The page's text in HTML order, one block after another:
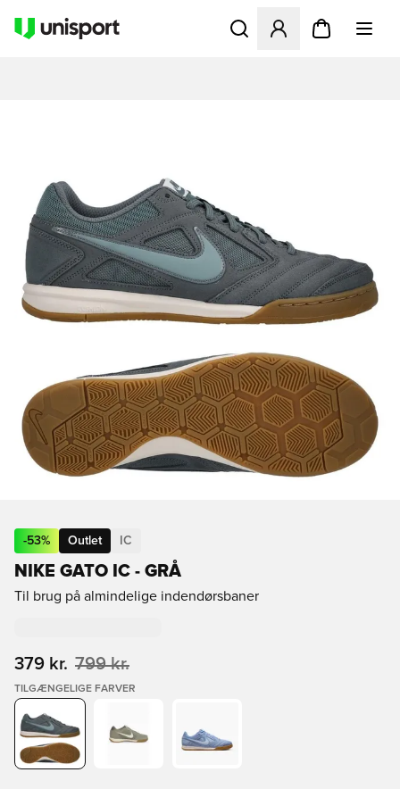
Åbner en Modal til at
-53% Outlet IC
NIKE GATO IC - GRÅ
Til brug på almindelige indendørsbaner
379 kr. 799 kr.
TILGÆNGELIGE FARVER